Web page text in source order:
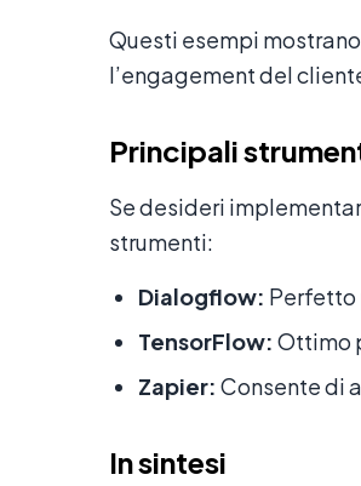
Questi esempi
l’engagement del
Principali
Se desideri
strumenti:
Dialogflow: Perfetto
TensorFlow: Ottimo
Zapier: Consente di
In sintesi